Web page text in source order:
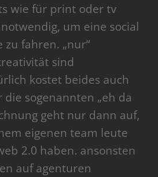
wie für print oder tv
um eine social
fahren. „nur“
sind
kostet beides auch
sogenannten „eh da
geht nur dann auf,
eigenen team leute
2.0 haben. ansonsten
auf agenturen